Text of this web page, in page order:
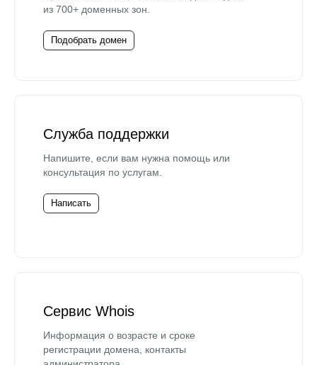
из 700+ доменных зон.
Подобрать домен
Служба поддержки
Напишите, если вам нужна помощь или
консультация по услугам.
Написать
Сервис Whois
Информация о возрасте и сроке
регистрации домена, контакты